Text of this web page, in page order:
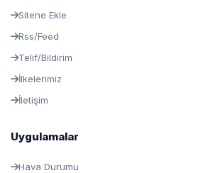
Sitene Ekle
Rss/Feed
Telif/Bildirim
İlkelerimiz
İletişim
Uygulamalar
Hava Durumu